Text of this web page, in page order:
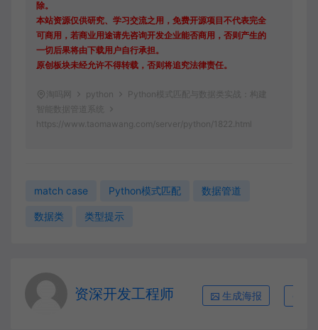
除。
本站资源仅供研究、学习交流之用，免费开源项目不代表完全
可商用，若商业用途请先咨询开发企业能否商用，否则产生的
一切后果将由下载用户自行承担。
原创板块未经允许不得转载，否则将追究法律责任。
淘吗网 python
Python模式匹配与数据类实战：构建
智能数据管道系统
https://www.taomawang.com/server/python/1822.html
match case Python模式匹配 数据管道
数据类 类型提示
资深开发工程师 生成海报